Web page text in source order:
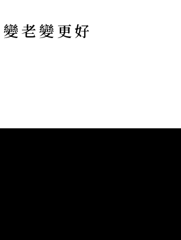
變老變更好